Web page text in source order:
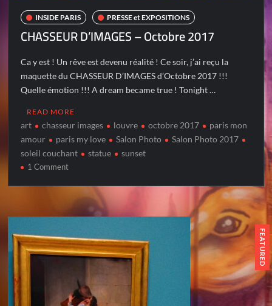
INSIDE PARIS PRESSE et EXPOSITIONS
CHASSEUR D’IMAGES – Octobre 2017
Ca y est ! Un rêve est devenu réalité ! Ce soir, j’ai reçu la
maquette du CHASSEUR D’IMAGES d’Octobre 2017 !!!
Quelle émotion !!! A dream became true ! Tonight …
READ MORE
art chasseur images louvre octobre 2017
paris mon
amour
paris my love Salon Photo
Salon Photo 2017
soleil couchant
statue sunset
1 Commenton
D’IMAGES
–
Octobre
FEATURED